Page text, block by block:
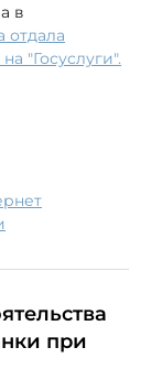
в
отдала
"Госуслуги".
при